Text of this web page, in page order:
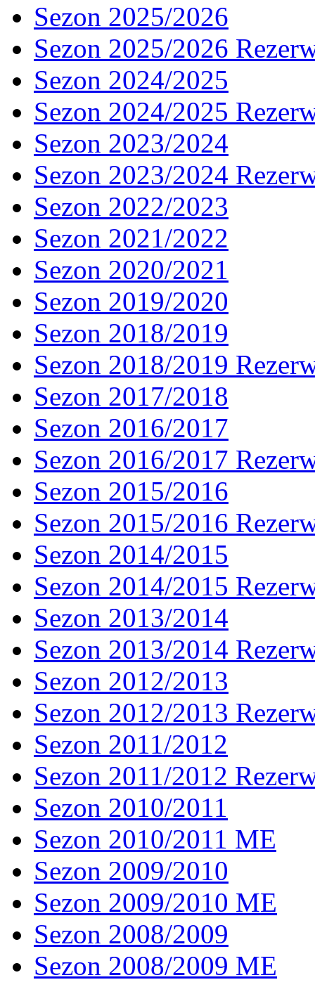
Sezon 2025/2026
Sezon 2025/2026
Sezon 2024/2025
Sezon 2024/2025
Sezon 2023/2024
Sezon 2023/2024
Sezon 2022/2023
Sezon 2021/2022
Sezon 2020/2021
Sezon 2019/2020
Sezon 2018/2019
Sezon 2018/2019
Sezon 2017/2018
Sezon 2016/2017
Sezon 2016/2017
Sezon 2015/2016
Sezon 2015/2016
Sezon 2014/2015
Sezon 2014/2015
Sezon 2013/2014
Sezon 2013/2014
Sezon 2012/2013
Sezon 2012/2013
Sezon 2011/2012
Sezon 2011/2012
Sezon 2010/2011
Sezon 2010/2011 ME
Sezon 2009/2010
Sezon 2009/2010 ME
Sezon 2008/2009
Sezon 2008/2009 ME